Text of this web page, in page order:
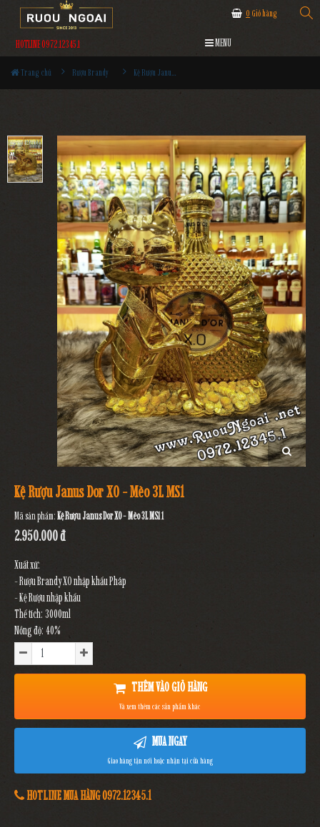
0 Giỏ hàng
HOTLINE 0972.12345.1 MENU
Trang chủ Rượu Brandy Kệ Rượu Janus Dor XO - Mèo 3L MS1
Kệ Rượu Janus Dor XO - Mèo 3L MS1
Mã sản phẩm:Kệ Rượu Janus Dor XO - Mèo 3L MS1 1
2.950.000 đ
Xuất xứ:
- Rượu Brandy XO nhập khẩu Pháp
- Kệ Rượu nhập khẩu
Thể tích: 3000ml
Nồng độ: 40%
THÊM VÀO GIỎ HÀNG
Và xem thêm các sản phẩm khác
MUA NGAY
Giao hàng tận nơi hoặc nhận tại cửa hàng
HOTLINE MUA HÀNG 0972.12345.1